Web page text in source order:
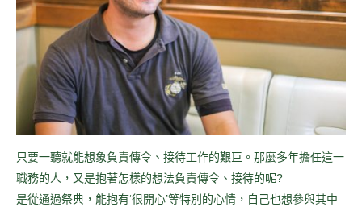
只要一聽就能想象負責傳令、接待工作的艱巨。那麼多年擔任這一
職務的人，又是抱著怎樣的想法負責傳令、接待的呢?
是從通過祭典，能抱有‘很開心’等特別的心情，自己也想參與其中